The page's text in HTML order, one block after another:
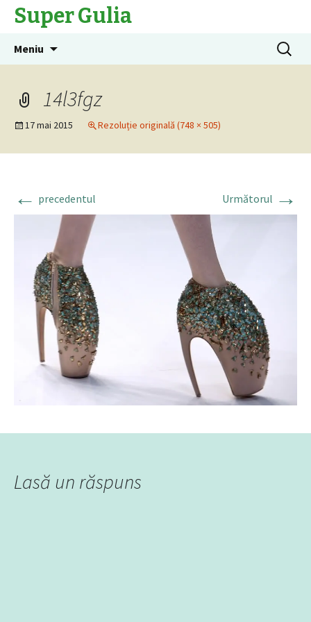
Super Gulia
Meniu
Caută
după:
14l3fgz
17 mai 2015 Rezoluție originală (748 × 505)
← precedentul Următorul →
Lasă un răspuns